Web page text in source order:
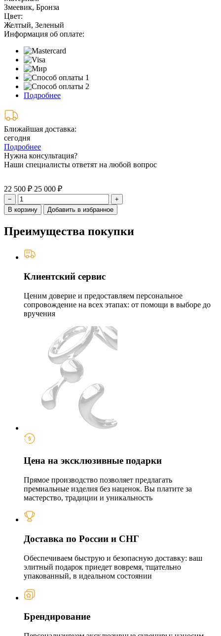
Змеевик, Бронза
Цвет:
Желтый, Зеленый
Информация об оплате:
Подробнее
Ближайшая доставка:
сегодня
Подробнее
Нужна консультация?
Наши специалисты ответят на любой вопрос
22 500 ₽ 25 000 ₽
−
+
В корзину
Добавить в избранное
Преимущества покупки
Клиентский сервис
Ценим доверие и предоставляем персональное
сопровождение на всех этапах: от помощи в выборе до
вручения
Цена на эксклюзивные подарки
Прямое производство позволяет предлагать
премиальные изделия без наценок. Вы платите за
мастерство, традиции и уникальность
Доставка по России и СНГ
Обеспечиваем быструю и безопасную доставку: ваш
элитный подарок приедет вовремя, тщательно
упакованный, в идеальном состоянии
Брендирование